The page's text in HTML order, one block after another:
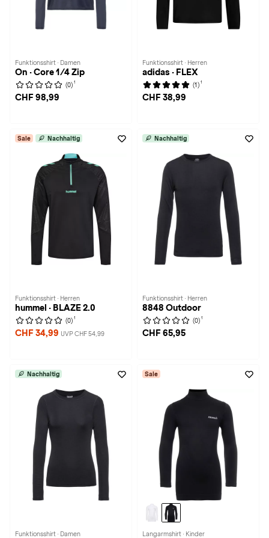
Funktionsshirt · Damen
On · Core 1/4 Zip
(0) 1
CHF 98,99
Funktionsshirt · Herren
adidas · FLEX
(1) 1
CHF 38,99
Sale Nachhaltig
Funktionsshirt · Herren
hummel · BLAZE 2.0
(0) 1
CHF 34,99 UVP CHF 54,99
Nachhaltig
Funktionsshirt · Herren
8848 Outdoor
(0) 1
CHF 65,95
Nachhaltig
Funktionsshirt · Damen
Sale
Langarmshirt · Kinder